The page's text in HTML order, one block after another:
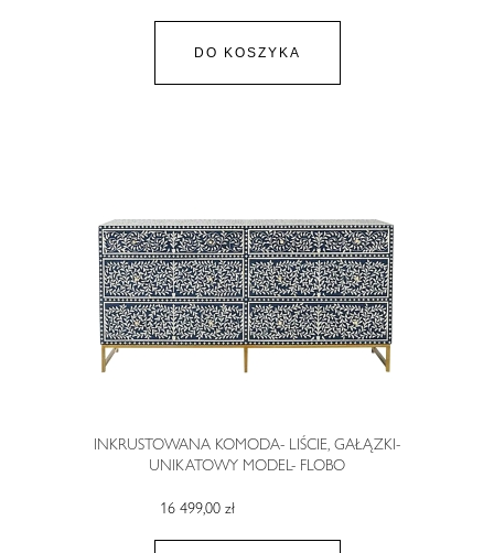
DO KOSZYKA
INKRUSTOWANA KOMODA- LIŚCIE, GAŁĄZKI-
UNIKATOWY MODEL- FLOBO
16 499,00 zł